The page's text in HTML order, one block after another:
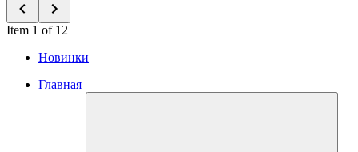
Item 1 of 12
Новинки
Главная